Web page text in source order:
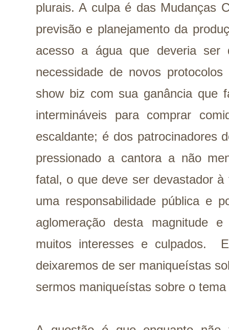
plurais. A culpa é das Mudanças
previsão e planejamento da
acesso a água que deveria ser
necessidade de novos
show biz com sua ganância que
intermináveis para comprar
escaldante; é dos patrocinadores
pressionado a cantora a não
fatal, o que deve ser devastador
uma responsabilidade pública e
aglomeração desta magnitude
muitos interesses e culpados.
deixaremos de ser maniqueístas
sermos maniqueístas sobre o